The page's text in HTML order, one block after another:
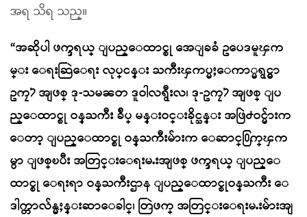
အရ သိရ သည္။
“အဆိုပါ ဖက္ဒရယ္ ျပည္ေထာင္စု အေျခခံ ဥပေဒမူၾက
မ္း ေရးဆြဲေရး လုပ္ငန္း ႀကီးၾကပ္မႈေကာ္မရွင္မွာ
ဥကၠ႒ အျဖစ္ ဒု-သမၼတ ဒူဝါလရွီးလ၊ ဒု-ဥကၠ႒ အျဖစ္ ျပ
ည္ေထာင္စု ဝန္ႀကီး ခ်ဳပ္ မန္းဝင္းခိုင္သန္း အဖြဲ႕ဝင္မ်ားက
ေတာ့ ျပည္ေထာင္စု ဝန္ႀကီးမ်ားက ေဆာင္႐ြက္ၾက
မွာ ျဖစ္ၿပီး အတြင္းေရးမႉးအျဖစ္ ဖက္ဒရယ္ ျပည္ေ
ထာင္စု ေရးရာ ဝန္ႀကီးဌာန ျပည္ေထာင္စုဝန္ႀကီး ေ
ဒါက္တာလ်န္မႈန္းဆာေခါင္၊ တြဲဖက္ အတြင္းေရးမႉးမ်ားအျ